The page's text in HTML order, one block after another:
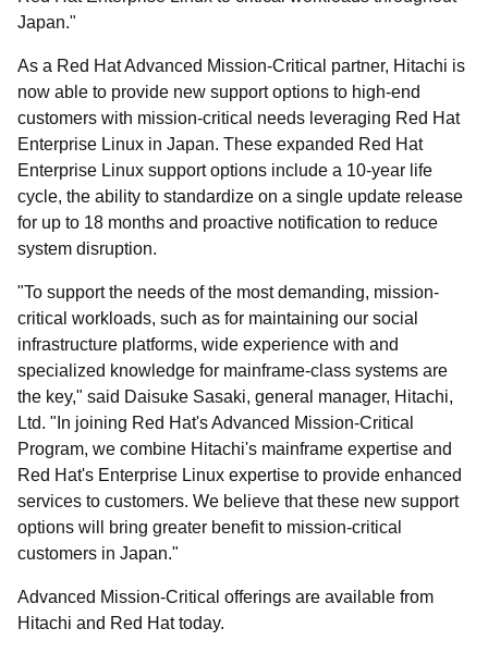
Japan."
As a Red Hat Advanced Mission-Critical partner, Hitachi is
now able to provide new support options to high-end
customers with mission-critical needs leveraging Red Hat
Enterprise Linux in Japan. These expanded Red Hat
Enterprise Linux support options include a 10-year life
cycle, the ability to standardize on a single update release
for up to 18 months and proactive notification to reduce
system disruption.
"To support the needs of the most demanding, mission-
critical workloads, such as for maintaining our social
infrastructure platforms, wide experience with and
specialized knowledge for mainframe-class systems are
the key," said Daisuke Sasaki, general manager, Hitachi,
Ltd. "In joining Red Hat's Advanced Mission-Critical
Program, we combine Hitachi's mainframe expertise and
Red Hat's Enterprise Linux expertise to provide enhanced
services to customers. We believe that these new support
options will bring greater benefit to mission-critical
customers in Japan."
Advanced Mission-Critical offerings are available from
Hitachi and Red Hat today.